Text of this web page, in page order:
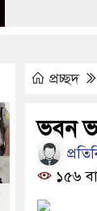
প্রচ্ছদ
ভবন
১৫৬